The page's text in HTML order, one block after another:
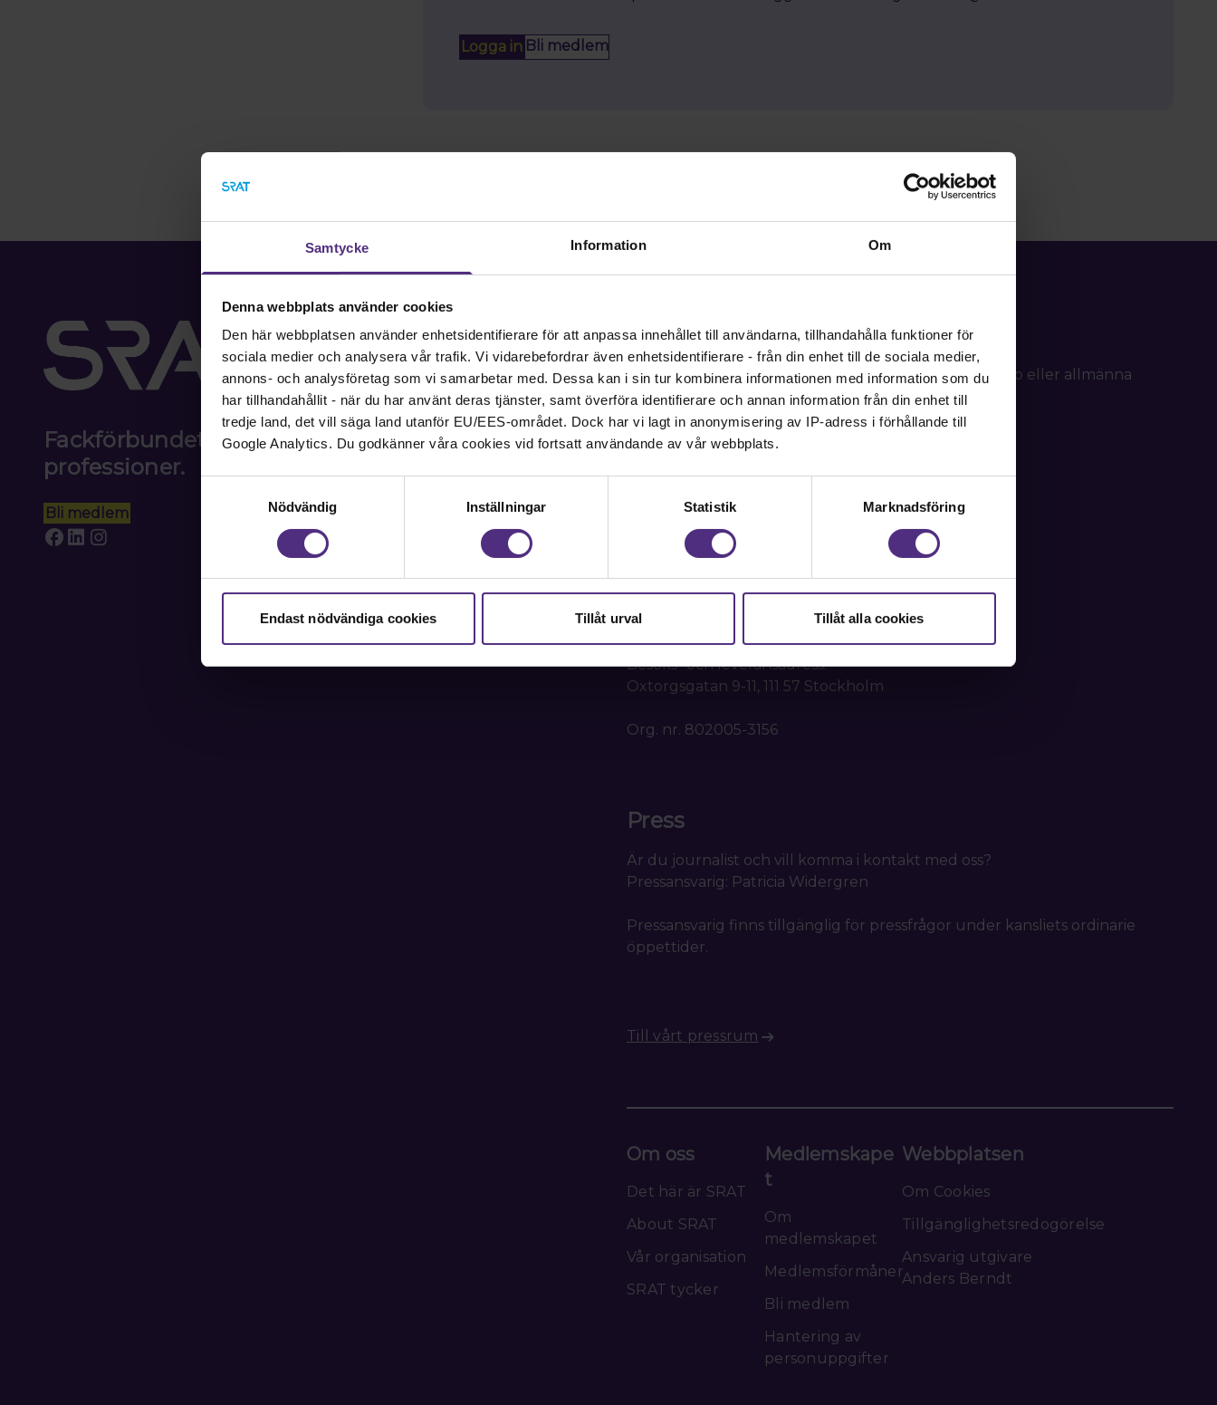
Samtycke Information Om
Denna webbplats använder cookies
Den här webbplatsen använder enhetsidentifierare för att anpassa innehållet till användarna, tillhandahålla funktioner för
sociala medier och analysera vår trafik. Vi vidarebefordrar även enhetsidentifierare - från din enhet till de sociala medier,
annons- och analysföretag som vi samarbetar med. Dessa kan i sin tur kombinera informationen med information som du
har tillhandahållit - när du har använt deras tjänster, samt överföra identifierare och annan information från din enhet till
tredje land, det vill säga land utanför EU/EES-området. Dock har vi lagt in anonymisering av IP-adress i förhållande till
Google Analytics. Du godkänner våra cookies vid fortsatt användande av vår webbplats.
Nödvändig
Inställningar Statistik Marknadsföring
Endast nödvändiga cookies Tillåt urval Tillåt alla cookies
Logga in Bli medlem
Fackförbundet för akademiker i samhällsbärande
professioner.
Bli medlem
Kontakt
Kontakta oss på SRAT med frågor om ditt medlemskap eller allmänna
fackliga frågor om din anställning.
08-442 44 60
Kansli
SRAT
Box 1419
111 84 Stockholm
Besöks- och leveransadress:
Oxtorgsgatan 9-11, 111 57 Stockholm
Org. nr. 802005-3156
Press
Är du journalist och vill komma i kontakt med oss?
Pressansvarig: Patricia Widergren
Pressansvarig finns tillgänglig för pressfrågor under kansliets ordinarie
öppettider.
Till vårt pressrum
Om oss
Det här är SRAT
About SRAT
Vår organisation
SRAT tycker
Medlemskape
t
Om
medlemskapet
Medlemsförmåner
Bli medlem
Hantering av
personuppgifter
Webbplatsen
Om Cookies
Tillgänglighetsredogörelse
Ansvarig utgivare
Anders Berndt